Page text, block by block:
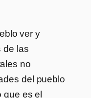
ver y
de las
no
del pueblo
es el